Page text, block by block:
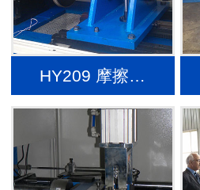
HY209 摩擦…